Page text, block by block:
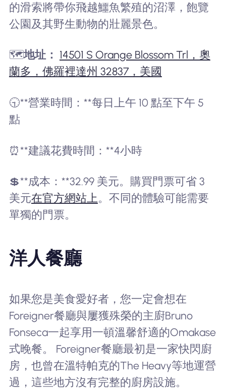
的滑索將帶你飛越鱷魚繁殖的沼澤，飽覽
公園及其野生動物的壯麗景色。
🗺️地址： 14501 S Orange Blossom Trl，奧
蘭多，佛羅裡達州 32837，美國
🕤**營業時間：**每日上午 10 點至下午 5
點
⏰**建議花費時間：**4小時
💲**成本：**32.99 美元。購買門票可省 3
美元在官方網站上。不同的體驗可能需要
單獨的門票。
洋人餐廳
如果您是美食愛好者，您一定會想在
Foreigner餐廳與屢獲殊榮的主廚Bruno
Fonseca一起享用一頓溫馨舒適的Omakase
式晚餐。 Foreigner餐廳最初是一家快閃廚
房，也曾在溫特帕克的The Heavy等地運營
過，這些地方沒有完整的廚房設施。